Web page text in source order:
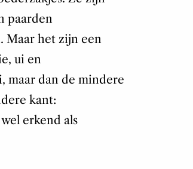
paarden
Maar het zijn een
ui en
maar dan de mindere
kant:
erkend als